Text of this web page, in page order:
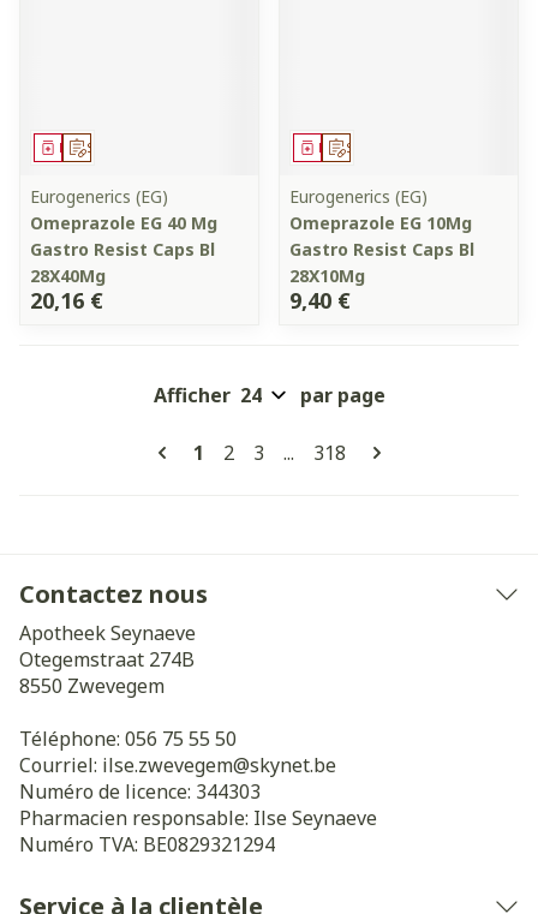
Sur prescription
Médicament
Eurogenerics (EG)
Omeprazole EG 40 Mg
Gastro Resist Caps Bl
28X40Mg
20,16 €
Sur prescription
Médicament
Eurogenerics (EG)
Omeprazole EG 10Mg
Gastro Resist Caps Bl
28X10Mg
9,40 €
Pages
Vous lisez actuellement la page
1 Page
2 Page
3 ... Page
318
Afficher par page
Contactez nous
Apotheek Seynaeve
Otegemstraat 274B
8550 Zwevegem
Téléphone: 056 75 55 50
Courriel: ilse.zwevegem@skynet.be
Numéro de licence: 344303
Pharmacien responsable: Ilse Seynaeve
Numéro TVA: BE0829321294
Service à la clientèle